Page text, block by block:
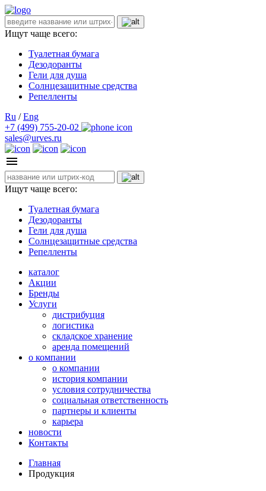
Ищут чаще всего:
Туалетная бумага
Дезодоранты
Гели для душа
Солнцезащитные средства
Репелленты
Ru / Eng
+7 (499) 755-20-02
sales@urves.ru
Ищут чаще всего:
Туалетная бумага
Дезодоранты
Гели для душа
Солнцезащитные средства
Репелленты
каталог
Акции
Бренды
Услуги
дистрибуция
логистика
складское хранение
аренда помещений
о компании
о компании
история компании
условия сотрудничества
социальная ответственность
партнеры и клиенты
карьера
новости
Контакты
Главная
Продукция